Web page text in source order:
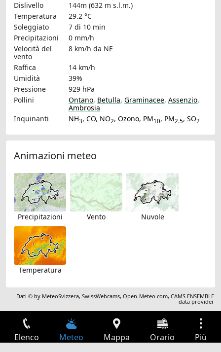
Dislivello
144m (632 m s.l.m.)
Temperatura
29.2 °C
Soleggiato
7 di 10 min
Precipitazioni
0 mm/h
Velocità del
vento
8 km/h da NE
Raffica
14 km/h
Umidità
39%
Pressione
929 hPa
Pollini
Ontano, Betulla, Graminacee, Assenzio,
Ambrosia
Inquinanti
NH3, CO, NO2, Ozono, PM10, PM2.5, SO2
Animazioni meteo
Precipitazioni Vento Nuvole
Temperatura
Dati © by MeteoSvizzera,SwissWebcams,Open-Meteo.com,CAMS ENSEMBLE
data provider
Elenco Meteo Mappa Orario Più